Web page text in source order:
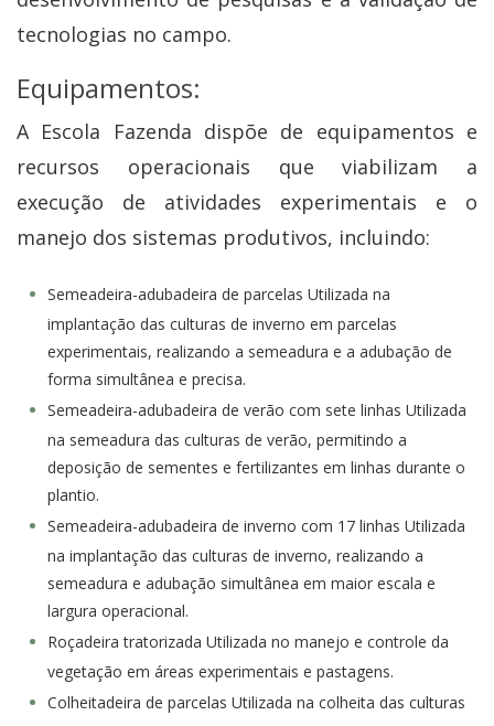
tecnologias no campo.
Equipamentos:
A Escola Fazenda dispõe de equipamentos e
recursos operacionais que viabilizam a
execução de atividades experimentais e o
manejo dos sistemas produtivos, incluindo:
Semeadeira-adubadeira de parcelas Utilizada na
implantação das culturas de inverno em parcelas
experimentais, realizando a semeadura e a adubação de
forma simultânea e precisa.
Semeadeira-adubadeira de verão com sete linhas Utilizada
na semeadura das culturas de verão, permitindo a
deposição de sementes e fertilizantes em linhas durante o
plantio.
Semeadeira-adubadeira de inverno com 17 linhas Utilizada
na implantação das culturas de inverno, realizando a
semeadura e adubação simultânea em maior escala e
largura operacional.
Roçadeira tratorizada Utilizada no manejo e controle da
vegetação em áreas experimentais e pastagens.
Colheitadeira de parcelas Utilizada na colheita das culturas